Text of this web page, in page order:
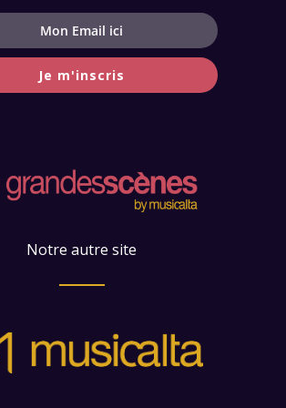
Je m'inscris
Notre autre site